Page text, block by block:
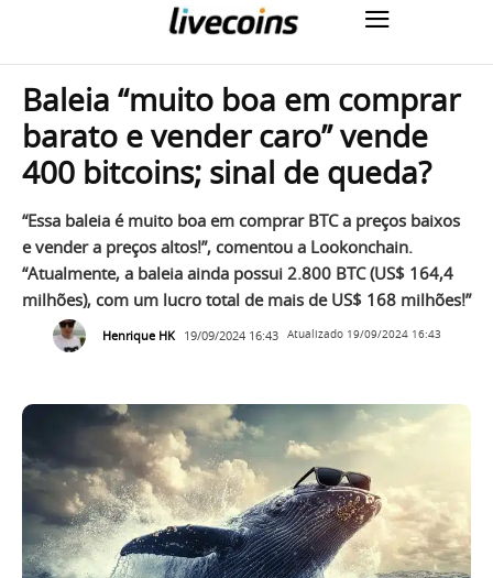
Baleia “muito boa em comprar
barato e vender caro” vende
400 bitcoins; sinal de queda?
“Essa baleia é muito boa em comprar BTC a preços baixos
e vender a preços altos!”, comentou a Lookonchain.
“Atualmente, a baleia ainda possui 2.800 BTC (US$ 164,4
milhões), com um lucro total de mais de US$ 168 milhões!”
Henrique HK 19/09/2024 16:43 Atualizado 19/09/2024 16:43